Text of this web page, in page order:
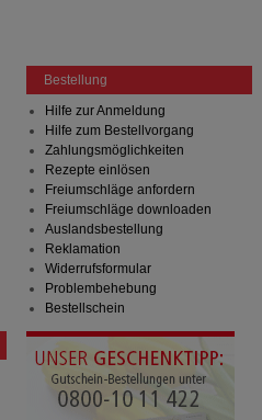
Bestellung
Hilfe zur Anmeldung
Hilfe zum Bestellvorgang
Zahlungsmöglichkeiten
Rezepte einlösen
Freiumschläge anfordern
Freiumschläge downloaden
Auslandsbestellung
Reklamation
Widerrufsformular
Problembehebung
Bestellschein